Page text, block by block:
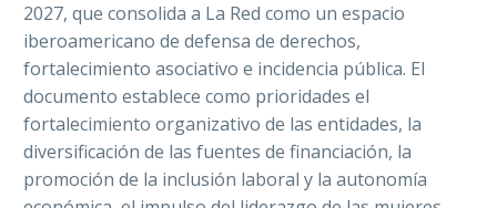
2027, que consolida a La Red como un espacio
iberoamericano de defensa de derechos,
fortalecimiento asociativo e incidencia pública. El
documento establece como prioridades el
fortalecimiento organizativo de las entidades, la
diversificación de las fuentes de financiación, la
promoción de la inclusión laboral y la autonomía